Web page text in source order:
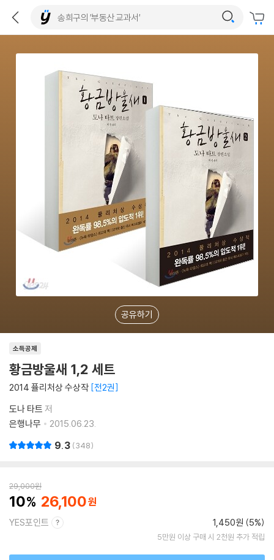
공유하기
소득공제
황금방울새 1,2 세트
2014 퓰리처상 수상작 전2권
도나 타트 저
은행나무
2015.06.23.
9.3 348
29,000원
10 26,100
YES포인트 1,450원 (5%)
5만원 이상 구매 시 2천원 추가 적립